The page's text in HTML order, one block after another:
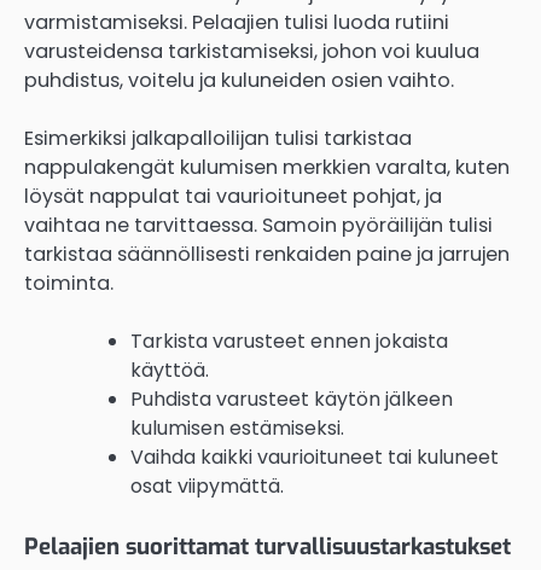
varmistamiseksi. Pelaajien tulisi luoda rutiini
varusteidensa tarkistamiseksi, johon voi kuulua
puhdistus, voitelu ja kuluneiden osien vaihto.
Esimerkiksi jalkapalloilijan tulisi tarkistaa
nappulakengät kulumisen merkkien varalta, kuten
löysät nappulat tai vaurioituneet pohjat, ja
vaihtaa ne tarvittaessa. Samoin pyöräilijän tulisi
tarkistaa säännöllisesti renkaiden paine ja jarrujen
toiminta.
Tarkista varusteet ennen jokaista
käyttöä.
Puhdista varusteet käytön jälkeen
kulumisen estämiseksi.
Vaihda kaikki vaurioituneet tai kuluneet
osat viipymättä.
Pelaajien suorittamat turvallisuustarkastukset